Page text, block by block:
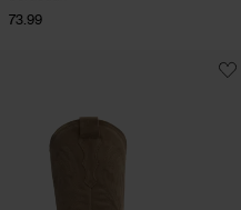
73.99